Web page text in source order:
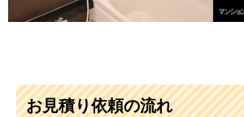
お見積り依頼の流れ